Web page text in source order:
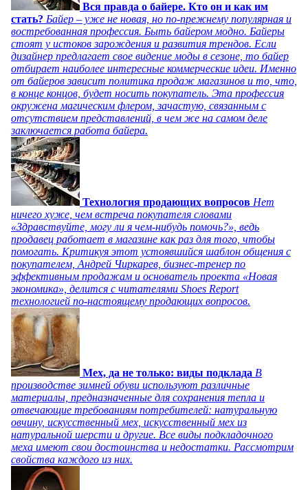
Вся правда о байере. Кто он и как им
стать? Байер – уже не новая, но по-прежнему популярная и
востребованная профессия. Быть байером модно. Байеры
стоят у истоков зарождения и развития трендов. Если
дизайнер предлагает свое видение моды в сезоне, то байер
отбирает наиболее интересные коммерческие идеи. Именно
от байеров зависит политика продаж магазинов и то, что,
в конце концов, будет носить покупатель. Эта профессия
окружена магическим флером, зачастую, связанным с
отсутствием представлений, в чем же на самом деле
заключается работа байера.
Технология продающих вопросов Нет
ничего хуже, чем встреча покупателя словами
«Здравствуйте, могу ли я чем-нибудь помочь?», ведь
продавец работает в магазине как раз для того, чтобы
помогать. Критикуя этот устоявшийся шаблон общения с
покупателем, Андрей Чиркарев, бизнес-тренер по
эффективным продажам и основатель проекта «Новая
экономика», делится с читателями Shoes Report
технологией по-настоящему продающих вопросов.
Мех, да не только: виды подклада В
производстве зимней обуви используют различные
материалы, предназначенные для сохранения тепла и
отвечающие требованиям потребителей: натуральную
овчину, искусственный мех, искусственный мех из
натуральной шерсти и другие. Все виды подкладочного
меха имеют свои достоинства и недостатки. Рассмотрим
свойства каждого из них.